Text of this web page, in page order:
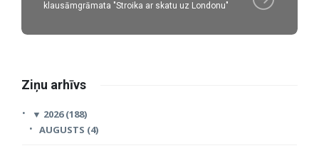
klausāmgrāmata "Stroika ar skatu uz Londonu"
Ziņu arhīvs
▼ 2026 (188)
AUGUSTS (4)